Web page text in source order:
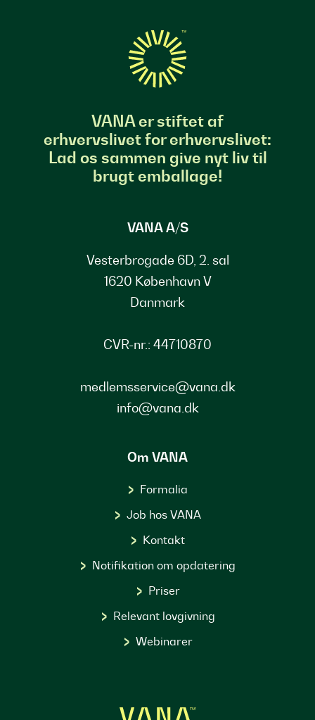
VANA er stiftet af
erhvervslivet for erhvervslivet:
Lad os sammen give nyt liv til
brugt emballage!
VANA A/S
Vesterbrogade 6D, 2. sal
1620 København V
Danmark
CVR-nr.: 44710870
medlemsservice@vana.dk
info@vana.dk
Om VANA
Formalia
Job hos VANA
Kontakt
Notifikation om opdatering
Priser
Relevant lovgivning
Webinarer